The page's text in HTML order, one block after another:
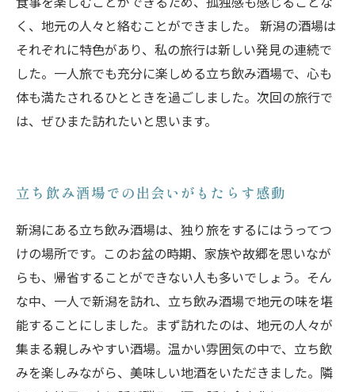
く、地元の人々と絡むことができました。 新潟の酒場は
それぞれに特色があり、私の旅行は新しい発見の連続で
した。一人旅でも充分に楽しめる立ち飲み酒場で、心も
体も満たされるひとときを過ごしました。次回の旅行で
は、ぜひまた訪れたいと思います。
立ち飲み酒場での出会いがもたらす感動
新潟にある立ち飲み酒場は、独り旅をするにはうってつ
けの場所です。このお盆の時期、家族や故郷を思いなが
らも、帰省することができない人も多いでしょう。そん
な中、一人で新潟を訪れ、立ち飲み酒場で地元の味を堪
能することにしました。まず訪れたのは、地元の人々が
集まる親しみやすい酒場。温かい雰囲気の中で、立ち飲
みを楽しみながら、美味しい地酒をいただきました。隣